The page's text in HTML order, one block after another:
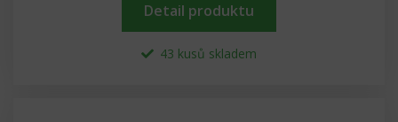
Detail produktu
43 kusů skladem